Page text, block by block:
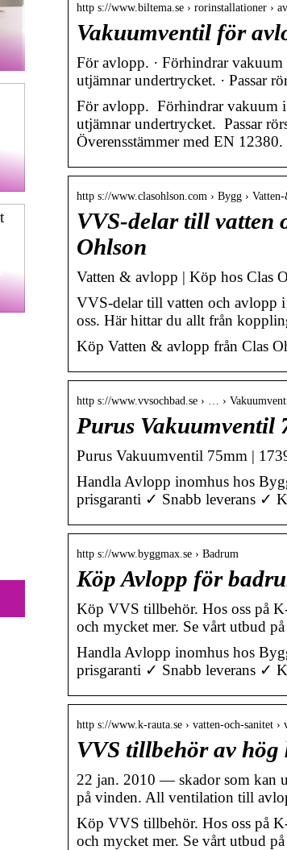
http s://www.biltema.se › rorinstallationer ›
Vakuumventil för
För avlopp. · Förhindrar
utjämnar undertrycket. · Passar
För avlopp. Förhindrar vakuum
utjämnar undertrycket. Passar
Överensstämmer med EN 12380.
http s://www.clasohlson.com › Bygg ›
VVS-delar till vatten
Ohlson
Vatten & avlopp | Köp hos Clas
VVS-delar till vatten och avlopp
oss. Här hittar du allt från
Köp Vatten & avlopp från Clas
http s://www.vvsochbad.se › … ›
Purus Vakuumventil
Purus Vakuumventil 75mm |
Handla Avlopp inomhus hos
prisgaranti ✓ Snabb leverans ✓
http s://www.byggmax.se › Badrum
Köp Avlopp för
Köp VVS tillbehör. Hos oss på
och mycket mer. Se vårt utbud
Handla Avlopp inomhus hos
prisgaranti ✓ Snabb leverans ✓
http s://www.k-rauta.se › vatten-och-sanitet ›
VVS tillbehör av hög
22 jan. 2010 — skador som kan
på vinden. All ventilation till
Köp VVS tillbehör. Hos oss på
och mycket mer. Se vårt utbud